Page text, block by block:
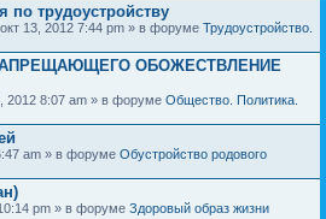
по трудоустройству
13, 2012 7:44 pm » в форуме Трудоустройство.
ОБОЖЕСТВЛЕНИЕ
2012 8:07 am » в форуме Общество. Политика.
am » в форуме Обустройство родового
pm » в форуме Здоровый образ жизни